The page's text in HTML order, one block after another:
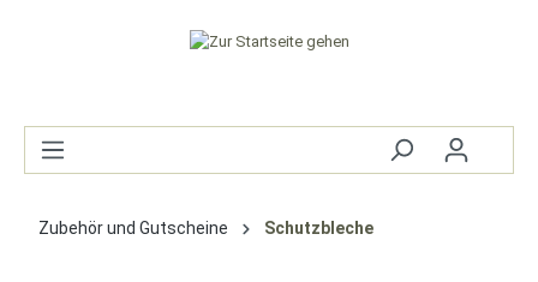
Zubehör und Gutscheine Schutzbleche